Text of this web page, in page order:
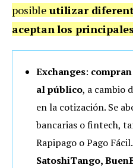
posible utilizar
aceptanlos
Exchanges:
al público, a cambio
en la cotización. Se
bancarias o fintech,
Rapipago o Pago
SatoshiTango,